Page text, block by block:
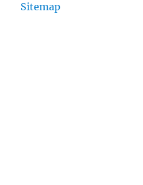
Sitemap